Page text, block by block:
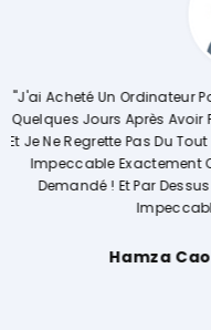
Il Y A
Possibles
Produit Est
Comme
Génial Et
Explique
Opérations.